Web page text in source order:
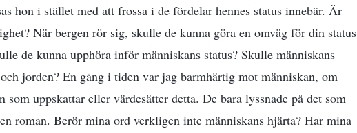
hon i stället med att frossa i de fördelar hennes status innebär. Är
När bergen rör sig, skulle de kunna göra en omväg för din status
de kunna upphöra inför människans status? Skulle människans
jorden? En gång i tiden var jag barmhärtig mot människan, om
uppskattar eller värdesätter detta. De bara lyssnade på det som
roman. Berör mina ord verkligen inte människans hjärta? Har mina